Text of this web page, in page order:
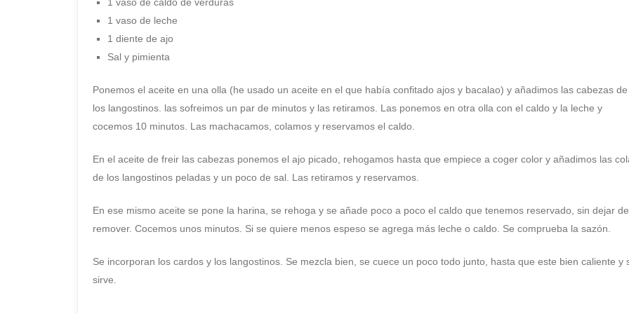
1 vaso de leche
1 diente de ajo
Sal y pimienta
Ponemos el aceite en una olla (he usado un aceite en el que había confitado ajos y bacalao) y añadimos las cabezas de
los langostinos. las sofreimos un par de minutos y las retiramos. Las ponemos en otra olla con el caldo y la leche y
cocemos 10 minutos. Las machacamos, colamos y reservamos el caldo.
En el aceite de freir las cabezas ponemos el ajo picado, rehogamos hasta que empiece a coger color y añadimos las
de los langostinos peladas y un poco de sal. Las retiramos y reservamos.
En ese mismo aceite se pone la harina, se rehoga y se añade poco a poco el caldo que tenemos reservado, sin dejar de
remover. Cocemos unos minutos. Si se quiere menos espeso se agrega más leche o caldo. Se comprueba la sazón.
Se incorporan los cardos y los langostinos. Se mezcla bien, se cuece un poco todo junto, hasta que este bien caliente y
sirve.